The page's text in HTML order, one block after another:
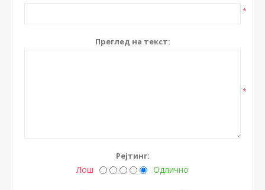
*
Преглед на текст:
*
Рејтинг:
Лош Одлично